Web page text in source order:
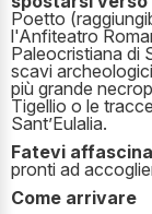
Poetto
l'Anfiteatro
Paleocristiana di
scavi
più grande
Tigellio o le
Sant’Eulalia.
Fatevi
pronti ad
Come arrivare